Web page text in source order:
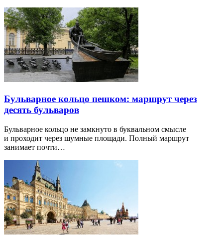
Бульварное кольцо пешком: маршрут через
десять бульваров
Бульварное кольцо не замкнуто в буквальном смысле
и проходит через шумные площади. Полный маршрут
занимает почти…